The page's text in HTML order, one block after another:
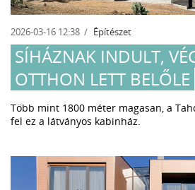
2026-03-16 12:38 Építészet
SÍHÁZNAK INDULT,
OTTHON LETT BELŐLE
Több mint 1800 méter magasan, a
fel ez a látványos kabinház.